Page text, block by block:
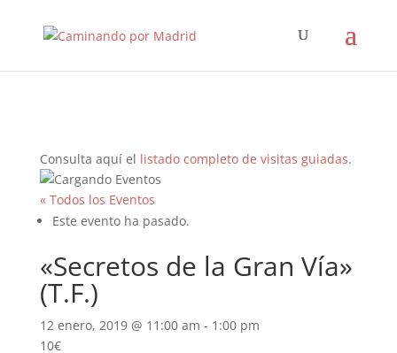
Consulta aquí el listado completo de visitas guiadas.
« Todos los Eventos
Este evento ha pasado.
«Secretos de la Gran Vía»
(T.F.)
12 enero, 2019 @ 11:00 am - 1:00 pm
10€